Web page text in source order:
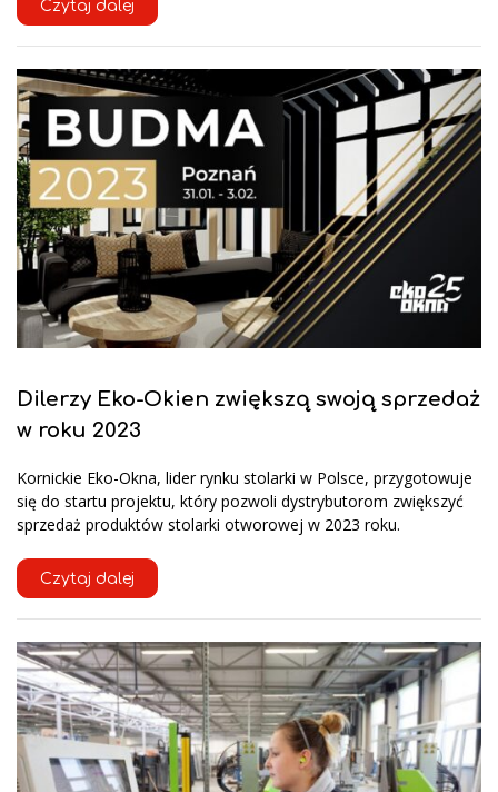
Czytaj dalej
Dilerzy Eko-Okien zwiększą swoją sprzedaż
w roku 2023
Kornickie Eko-Okna, lider rynku stolarki w Polsce, przygotowuje
się do startu projektu, który pozwoli dystrybutorom zwiększyć
sprzedaż produktów stolarki otworowej w 2023 roku.
Czytaj dalej